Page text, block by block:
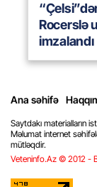
Rocerslə
imzalandı
Ana səhifə
Saytdakı materialların
Məlumat internet
mütləqdir.
Veteninfo.Az © 2012 -